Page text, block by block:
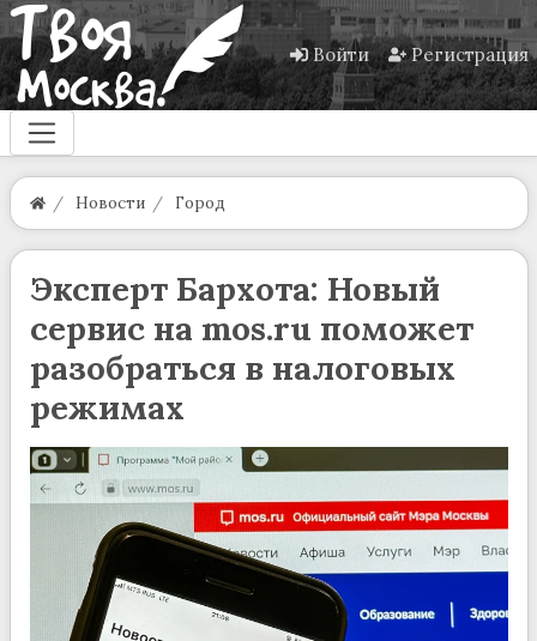
Войти Регистрация
Новости Город
Эксперт Бархота: Новый
сервис на mos.ru поможет
разобраться в налоговых
режимах